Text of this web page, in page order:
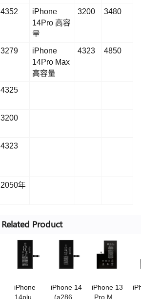
4352
iPhone
14Pro 高容
量
3200 3480
3279
iPhone
14Pro Max
高容量
4323 4850
4325
3200
4323
2050年
Related Product
iPhone
14plus
iPhone 14
(a2863)
iPhone 13
Pro Max